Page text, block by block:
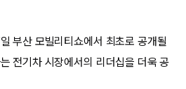
부산 모빌리티쇼에서 최초로 공개될
전기차 시장에서의 리더십을 더욱 공